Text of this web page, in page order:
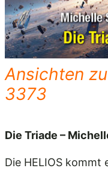
Ansichten
3373
Die Triade –
Die HELIOS